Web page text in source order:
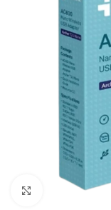
Click to enlarge